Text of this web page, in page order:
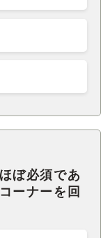
ぼ必須であ
ーナーを回